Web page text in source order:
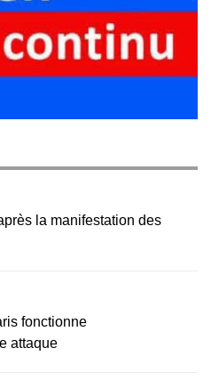
la manifestation des
fonctionne
attaque